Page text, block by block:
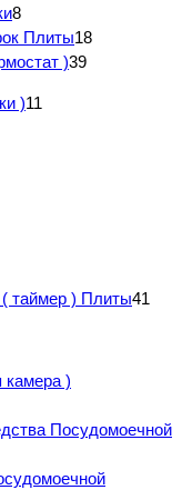
8
Плиты18
)39
)11
таймер ) Плиты41
камера )
Посудомоечной